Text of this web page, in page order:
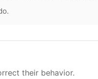
their behavior.